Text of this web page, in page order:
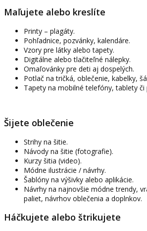
Maľujete alebo kreslíte
Printy – plagáty.
Pohľadnice, pozvánky, kalendáre.
Vzory pre látky alebo tapety.
Digitálne alebo tlačiteľné nálepky.
Omaľovánky pre deti aj dospelých.
Potlač na tričká, oblečenie, kabelky,
Tapety na mobilné telefóny, tablety či
Šijete oblečenie
Strihy na šitie.
Návody na šitie (fotografie).
Kurzy šitia (video).
Módne ilustrácie / návrhy.
Šablóny na výšivky alebo aplikácie.
Návrhy na najnovšie módne trendy,
paliet, návrhov oblečenia a doplnkov.
Háčkujete alebo štrikujete